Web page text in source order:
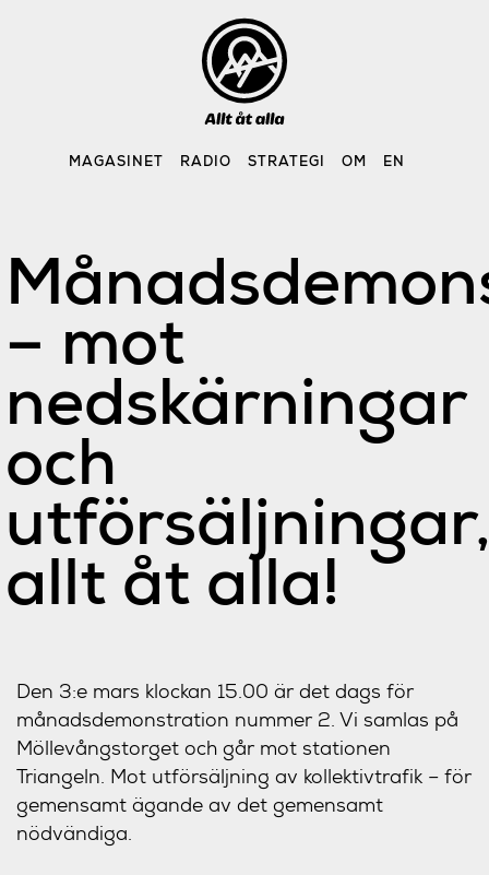
MAGASINET RADIO STRATEGI OM EN
– mot
nedskärningar
och
allt åt alla!
Den 3:e mars klockan 15.00 är det dags för
månadsdemonstration nummer 2. Vi samlas på
Möllevångstorget och går mot stationen
Triangeln. Mot utförsäljning av kollektivtrafik – för
gemensamt ägande av det gemensamt
nödvändiga.